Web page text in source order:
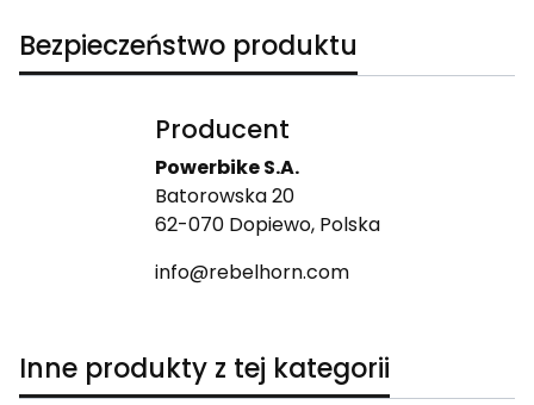
Bezpieczeństwo produktu
Producent
Powerbike S.A.
Batorowska 20
62-070 Dopiewo, Polska
info@rebelhorn.com
Inne produkty z tej kategorii